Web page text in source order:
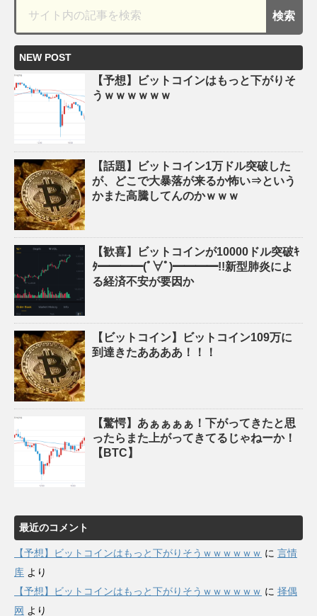
NEW POST
【予想】ビットコインはもっと下がりそ
うｗｗｗｗｗｗ
【話題】ビットコイン1万ドル突破した
が、どこで大暴落が来るか怖い⇒という
かまた高騰してんのかｗｗｗ
【歓喜】ビットコインが10000ドル突破ｷ
ﾀ━━━━(ﾟ∀ﾟ)━━━━!!新型肺炎によ
る経済不安が要因か
【ビットコイン】ビットコイン109万に
到達きたああああ！！！
【驚愕】あぁぁぁぁ！下がってきたと思
ったらまた上がってきてるじゃねーか！
【BTC】
最近のコメント
【予想】ビットコインはもっと下がりそうｗｗｗｗｗｗ に 言情
库 より
【予想】ビットコインはもっと下がりそうｗｗｗｗｗｗ に 择偶
网 より